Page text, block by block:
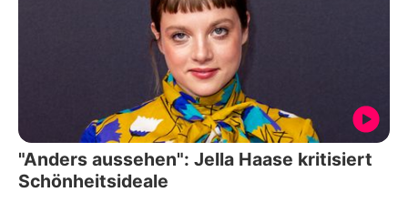
"Anders aussehen": Jella Haase kritisiert
Schönheitsideale